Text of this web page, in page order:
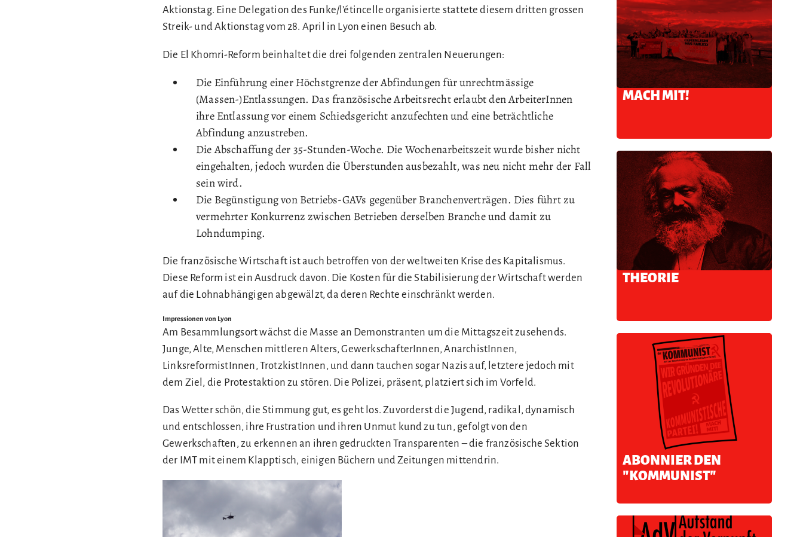
Aktionstag. Eine Delegation des Funke/l’étincelle organisierte stattete diesem dritten grossen
Streik- und Aktionstag vom 28. April in Lyon einen Besuch ab.
Die El Khomri-Reform beinhaltet die drei folgenden zentralen Neuerungen:
Die Einführung einer Höchstgrenze der Abfindungen für unrechtmässige
(Massen-)Entlassungen. Das französische Arbeitsrecht erlaubt den ArbeiterInnen
ihre Entlassung vor einem Schiedsgericht anzufechten und eine beträchtliche
Abfindung anzustreben.
Die Abschaffung der 35-Stunden-Woche. Die Wochenarbeitszeit wurde bisher nicht
eingehalten, jedoch wurden die Überstunden ausbezahlt, was neu nicht mehr der Fall
sein wird.
Die Begünstigung von Betriebs-GAVs gegenüber Branchenverträgen. Dies führt zu
vermehrter Konkurrenz zwischen Betrieben derselben Branche und damit zu
Lohndumping.
Die französische Wirtschaft ist auch betroffen von der weltweiten Krise des Kapitalismus.
Diese Reform ist ein Ausdruck davon. Die Kosten für die Stabilisierung der Wirtschaft werden
auf die Lohnabhängigen abgewälzt, da deren Rechte einschränkt werden.
Impressionen von Lyon
Am Besammlungsort wächst die Masse an Demonstranten um die Mittagszeit zusehends.
Junge, Alte, Menschen mittleren Alters, GewerkschafterInnen, AnarchistInnen,
LinksreformistInnen, TrotzkistInnen, und dann tauchen sogar Nazis auf, letztere jedoch mit
dem Ziel, die Protestaktion zu stören. Die Polizei, präsent, platziert sich im Vorfeld.
Das Wetter schön, die Stimmung gut, es geht los. Zuvorderst die Jugend, radikal, dynamisch
und entschlossen, ihre Frustration und ihren Unmut kund zu tun, gefolgt von den
Gewerkschaften, zu erkennen an ihren gedruckten Transparenten – die französische Sektion
der IMT mit einem Klapptisch, einigen Büchern und Zeitungen mittendrin.
MACH MIT!
THEORIE
ABONNIER DEN
"KOMMUNIST"